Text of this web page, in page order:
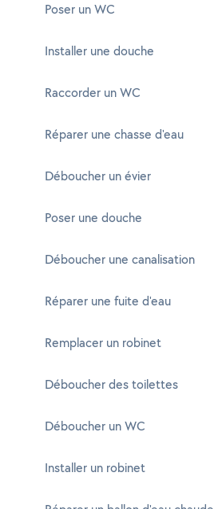
Poser un WC
Installer une douche
Raccorder un WC
Réparer une chasse d'eau
Déboucher un évier
Poser une douche
Déboucher une canalisation
Réparer une fuite d'eau
Remplacer un robinet
Déboucher des toilettes
Déboucher un WC
Installer un robinet